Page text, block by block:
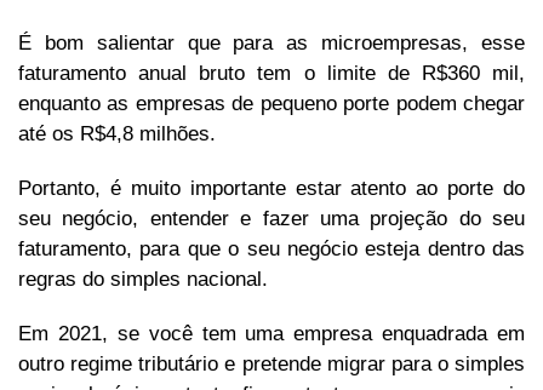
É bom salientar que para as microempresas, esse
faturamento anual bruto tem o limite de R$360 mil,
enquanto as empresas de pequeno porte podem chegar
até os R$4,8 milhões.
Portanto, é muito importante estar atento ao porte do
seu negócio, entender e fazer uma projeção do seu
faturamento, para que o seu negócio esteja dentro das
regras do simples nacional.
Em 2021, se você tem uma empresa enquadrada em
outro regime tributário e pretende migrar para o simples